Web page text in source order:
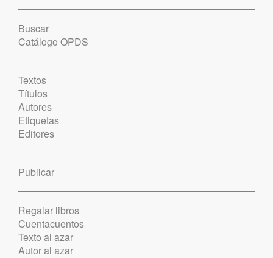
Buscar
Catálogo OPDS
Textos
Títulos
Autores
Etiquetas
Editores
Publicar
Regalar libros
Cuentacuentos
Texto al azar
Autor al azar